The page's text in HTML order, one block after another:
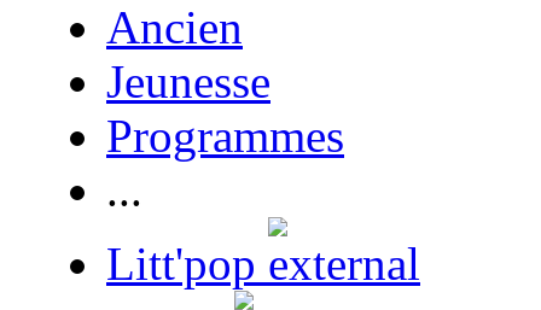
Ancien
Jeunesse
Programmes
...
Litt'pop